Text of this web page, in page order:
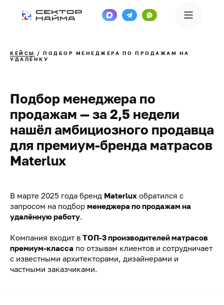
КЕЙСЫ
/ ПОДБОР МЕНЕДЖЕРА ПО ПРОДАЖАМ НА
УДАЛЁНКУ
Подбор менеджера по
продажам — за 2,5 недели
нашёл амбициозного продавца
для премиум-бренда матрасов
Materlux
В марте 2025 года бренд Materlux обратился с
запросом на подбор менеджера по продажам на
удалённую работу.
Компания входит в ТОП-3 производителей матрасов
премиум-класса по отзывам клиентов и сотрудничает
с известными архитекторами, дизайнерами и
частными заказчиками.